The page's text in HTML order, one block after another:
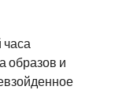
часа
образов и